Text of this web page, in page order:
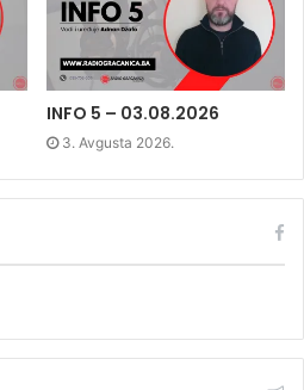
INFO 5 – 03.08.2026
3. Avgusta 2026.